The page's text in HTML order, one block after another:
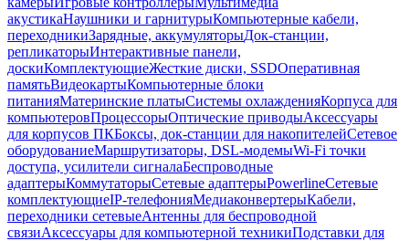
акустикаНаушники и гарнитурыКомпьютерные кабели,
переходникиЗарядные, аккумуляторыДок-станции,
репликаторыИнтерактивные панели,
доскиКомплектующиеЖесткие диски, SSDОперативная
памятьВидеокартыКомпьютерные блоки
питанияМатеринские платыСистемы охлажденияКорпуса для
компьютеровПроцессорыОптические приводыАксессуары
для корпусов ПКБоксы, док-станции для накопителейСетевое
оборудованиеМаршрутизаторы, DSL-модемыWi-Fi точки
доступа, усилители сигналаБеспроводные
адаптерыКоммутаторыСетевые адаптерыPowerlineСетевые
комплектующиеIP-телефонияМедиаконвертерыКабели,
переходники сетевыеАнтенны для беспроводной
связиАксессуары для компьютерной техникиПодставки для